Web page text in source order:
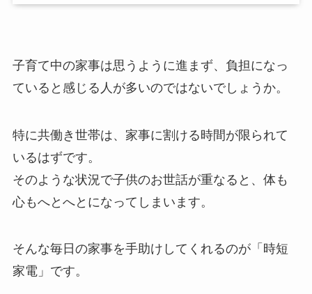
子育て中の家事は思うように進まず、負担になっ
ていると感じる人が多いのではないでしょうか。
特に共働き世帯は、家事に割ける時間が限られて
いるはずです。
そのような状況で子供のお世話が重なると、体も
心もへとへとになってしまいます。
そんな毎日の家事を手助けしてくれるのが「時短
家電」です。